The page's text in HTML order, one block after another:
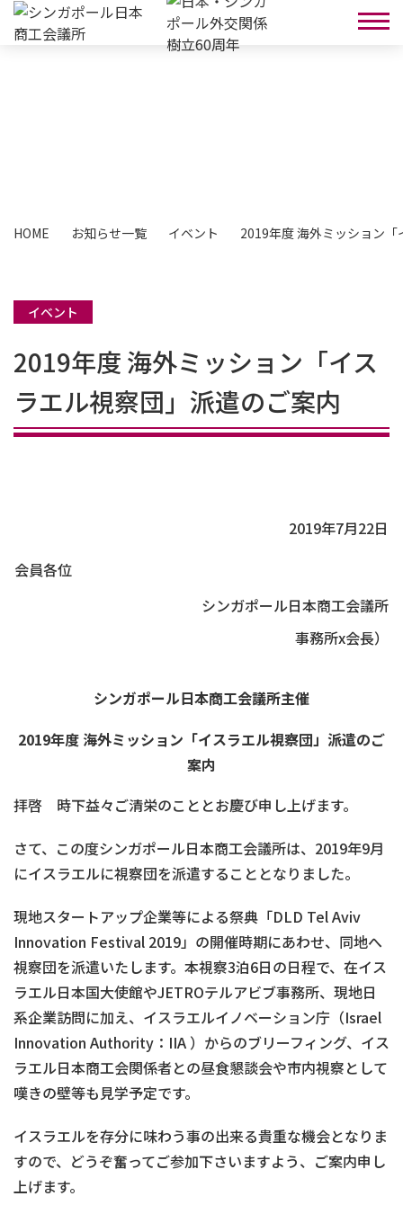
HOME お知らせ一覧 イベント 2019年度 海外ミッション
イベント
2019年度 海外ミッション「イス
ラエル視察団」派遣のご案内
2019年7月22日
会員各位
シンガポール日本商工会議所
事務所x会長）
シンガポール日本商工会議所主催
2019年度 海外ミッション「イスラエル視察団」派遣のご
案内
拝啓 時下益々ご清栄のこととお慶び申し上げます。
さて、この度シンガポール日本商工会議所は、2019年9月
にイスラエルに視察団を派遣することとなりました。
現地スタートアップ企業等による祭典「DLD Tel Aviv
Innovation Festival 2019」の開催時期にあわせ、同地へ
視察団を派遣いたします。本視察3泊6日の日程で、在イス
ラエル日本国大使館やJETROテルアビブ事務所、現地日
系企業訪問に加え、イスラエルイノベーション庁（Israel
Innovation Authority：IIA ）からのブリーフィング、イス
ラエル日本商工会関係者との昼食懇談会や市内視察として
嘆きの壁等も見学予定です。
イスラエルを存分に味わう事の出来る貴重な機会となりま
すので、どうぞ奮ってご参加下さいますよう、ご案内申し
上げます。